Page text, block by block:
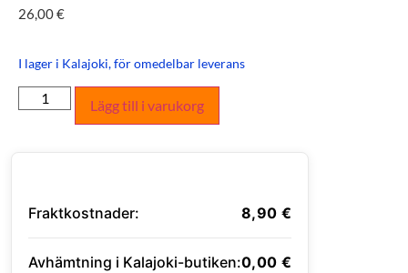
26,00€
I lager i Kalajoki, för omedelbar leverans
Lägg till i varukorg
Fraktkostnader: 8,90 €
Avhämtning i Kalajoki-butiken:0,00 €